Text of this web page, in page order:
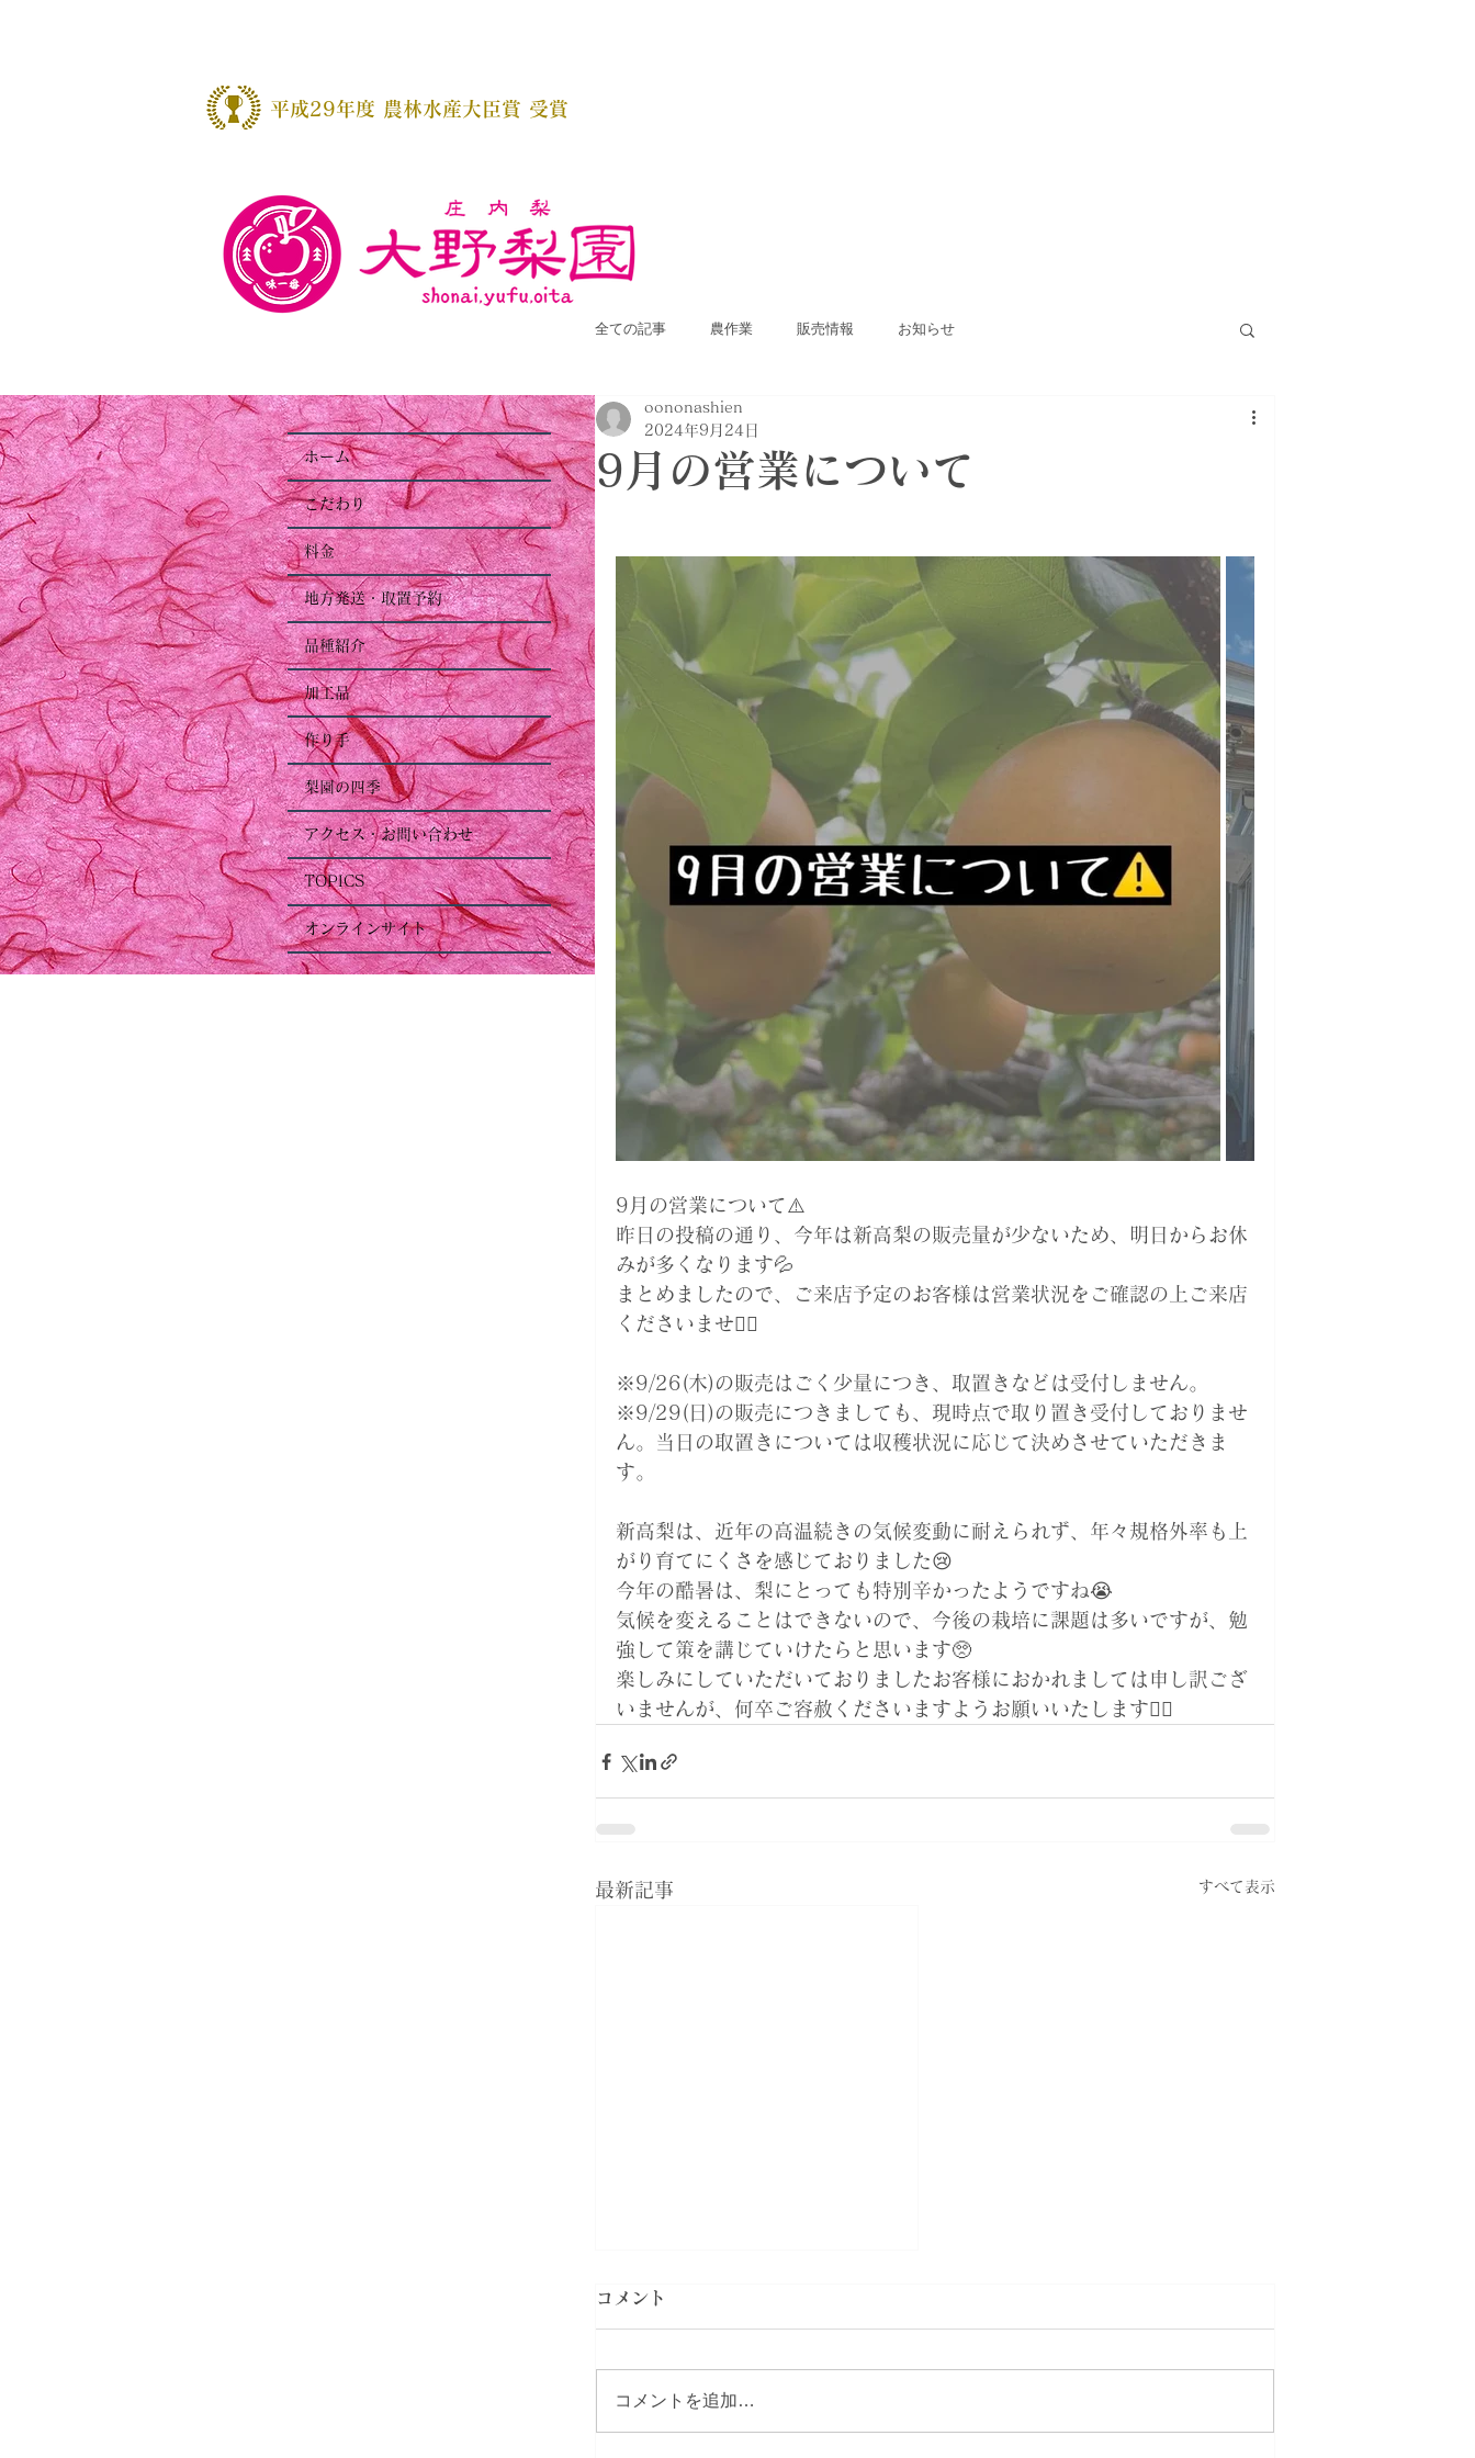
全ての記事 農作業 販売情報 お知らせ
9月の営業について
oononashien
2024年9月24日
9月の営業について⚠️
昨日の投稿の通り、今年は新高梨の販売量が少ないため、明日からお休
みが多くなります💦
まとめましたので、ご来店予定のお客様は営業状況をご確認の上ご来店
くださいませ🙇‍♀️
※9/26(木)の販売はごく少量につき、取置きなどは受付しません。
※9/29(日)の販売につきましても、現時点で取り置き受付しておりませ
ん。当日の取置きについては収穫状況に応じて決めさせていただきま
す。
新高梨は、近年の高温続きの気候変動に耐えられず、年々規格外率も上
がり育てにくさを感じておりました😢
今年の酷暑は、梨にとっても特別辛かったようですね😭
気候を変えることはできないので、今後の栽培に課題は多いですが、勉
強して策を講じていけたらと思います🥺
楽しみにしていただいておりましたお客様におかれましては申し訳ござ
いませんが、何卒ご容赦くださいますようお願いいたします🙇‍♀️
最新記事 すべて表示
コメント
コメントを追加…
​平成29年度 農林水産大臣賞 受賞
ホーム
こだわり
料金
地方発送・取置予約
品種紹介
加工品
作り手
梨園の四季
アクセス・お問い合わせ
TOPICS
オンラインサイト